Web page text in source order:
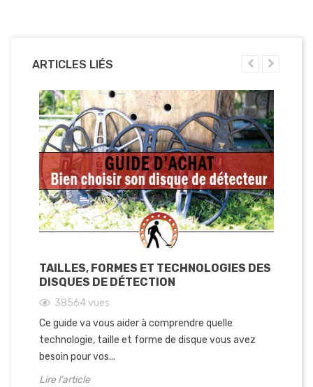
ARTICLES LIÉS
TAILLES, FORMES ET TECHNOLOGIES DES
DISQUES DE DÉTECTION
38564vues
Ce guide va vous aider à comprendre quelle
technologie, taille et forme de disque vous avez
besoin pour vos...
Lire l'article